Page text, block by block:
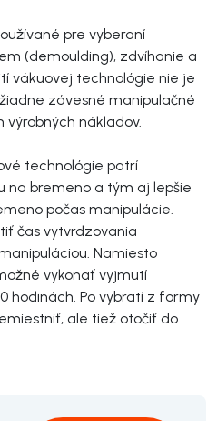
pre vyberaní
(demoulding), zdvíhanie a
vákuovej technológie nie je
závesné manipulačné
výrobných nákladov.
technológie patrí
na bremeno a tým aj lepšie
počas manipulácie.
čas vytvrdzovania
Namiesto
vykonať vyjmutí
hodinách. Po vybratí z formy
ale tiež otočiť do